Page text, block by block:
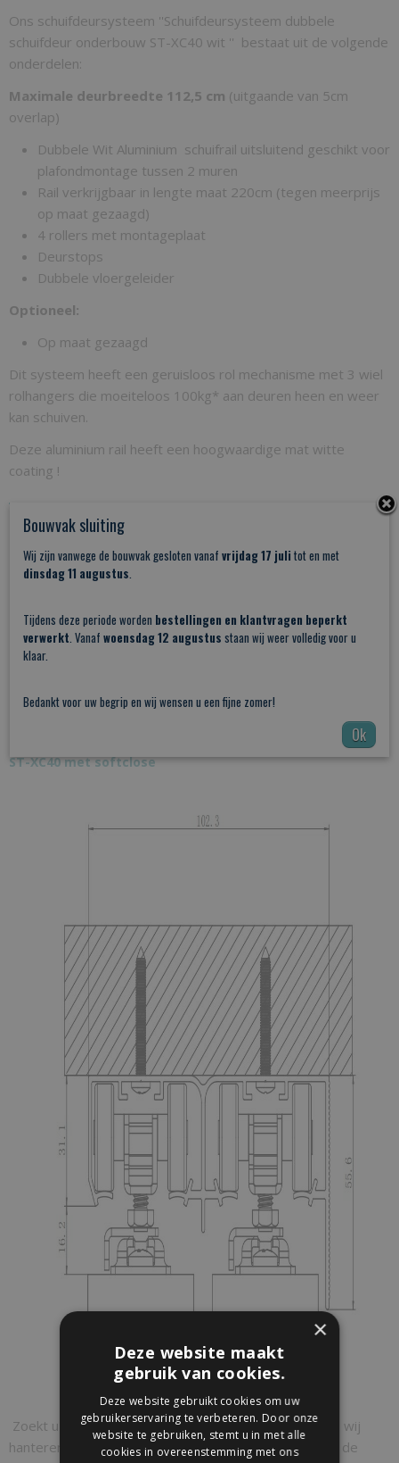
Ons schuifdeursysteem ''Schuifdeursysteem dubbele
schuifdeur onderbouw ST-XC40 wit '' bestaat uit de volgende
onderdelen:
Maximale deurbreedte 112,5 cm (uitgaande van 5cm
overlap)
Dubbele Wit Aluminium schuifrail uitsluitend geschikt voor
plafondmontage tussen 2 muren
Rail verkrijgbaar in lengte maat 220cm (tegen meerprijs
op maat gezaagd)
4 rollers met montageplaat
Deurstops
Dubbele vloergeleider
Optioneel:
Op maat gezaagd
Dit systeem heeft een geruisloos rol mechanisme met 3 wiel
rolhangers die moeiteloos 100kg* aan deuren heen en weer
kan schuiven.
Deze aluminium rail heeft een hoogwaardige mat witte
coating !
Goed om te weten
* Geschikt voor deuren tot 100kg
100.000 keer getest op schuiven
Hoogwaardig gelagerd wielensysteem
Strakke vormgeving
ST-XC40
Schuifdeursysteem dubbele schuifdeur onderbouw
ST-XC40 met softclose
Zoekt u een andere maat dan de standaardmaten die wij
hanteren neem dan contact met ons op en vraag naar de
Bouwvak sluiting
Wij zijn vanwege de bouwvak gesloten vanaf vrijdag 17 juli tot en met
dinsdag 11 augustus.
Tijdens deze periode worden bestellingen en klantvragen beperkt
verwerkt. Vanaf woensdag 12 augustus staan wij weer volledig voor u
klaar.
Bedankt voor uw begrip en wij wensen u een fijne zomer!
Ok
×
Deze website maakt
gebruik van cookies.
Deze website gebruikt cookies om uw
gebruikerservaring te verbeteren. Door onze
website te gebruiken, stemt u in met alle
cookies in overeenstemming met ons